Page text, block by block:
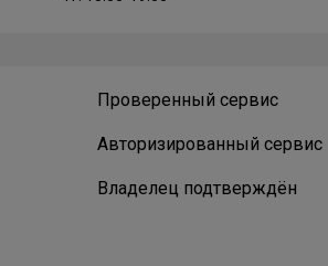
Проверенный сервис
Авторизированный сервис
Владелец подтверждён